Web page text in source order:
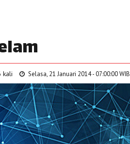
kali Selasa, 21 Januari 2014 - 07:00:00 WIB